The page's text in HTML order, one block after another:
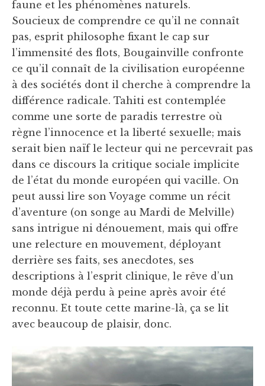
faune et les phénomènes naturels.
Soucieux de comprendre ce qu’il ne connaît
pas, esprit philosophe fixant le cap sur
l’immensité des flots, Bougainville confronte
ce qu’il connaît de la civilisation européenne
à des sociétés dont il cherche à comprendre la
différence radicale. Tahiti est contemplée
comme une sorte de paradis terrestre où
règne l’innocence et la liberté sexuelle; mais
serait bien naïf le lecteur qui ne percevrait pas
dans ce discours la critique sociale implicite
de l’état du monde européen qui vacille. On
peut aussi lire son Voyage comme un récit
d’aventure (on songe au Mardi de Melville)
sans intrigue ni dénouement, mais qui offre
une relecture en mouvement, déployant
derrière ses faits, ses anecdotes, ses
descriptions à l’esprit clinique, le rêve d’un
monde déjà perdu à peine après avoir été
reconnu. Et toute cette marine-là, ça se lit
avec beaucoup de plaisir, donc.